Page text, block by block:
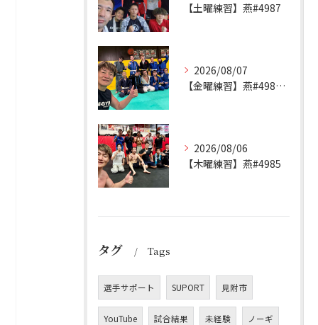
【土曜練習】燕#4987
2026/08/07
【金曜練習】燕#4986見附#493
2026/08/06
【木曜練習】燕#4985
タグ Tags
選手サポート SUPORT 見附市
YouTube 試合結果 未経験 ノーギ